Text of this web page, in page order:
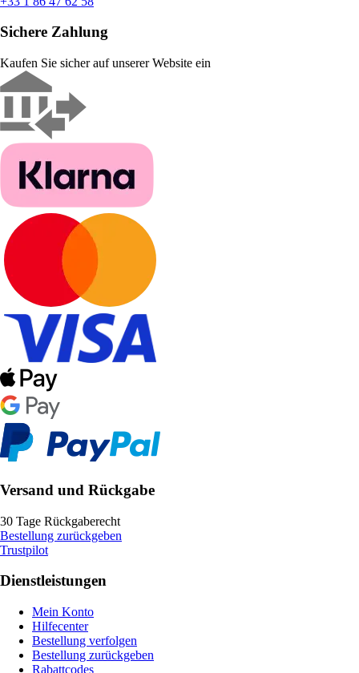
Sichere Zahlung
Kaufen Sie sicher auf unserer Website ein
Versand und Rückgabe
30 Tage Rückgaberecht
Bestellung zurückgeben
Trustpilot
Dienstleistungen
Mein Konto
Hilfecenter
Bestellung verfolgen
Bestellung zurückgeben
Rabattcodes